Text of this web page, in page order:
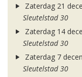
Zaterdag 21
Sleutelstad 30
Zaterdag 14
Sleutelstad 30
Zaterdag 7
Sleutelstad 30